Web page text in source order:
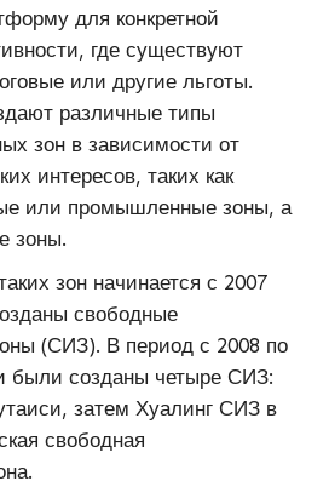
для конкретной
где существуют
или другие льготы.
различные типы
зон в зависимости от
интересов, таких как
или промышленные зоны, а
зоны.
зон начинается с 2007
свободные
(СИЗ). В период с 2008 по
были созданы четыре СИЗ:
затем Хуалинг СИЗ в
свободная